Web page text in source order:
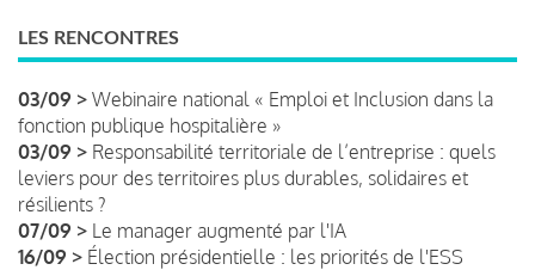
LES RENCONTRES
03/09 > Webinaire national « Emploi et Inclusion dans la
fonction publique hospitalière »
03/09 > Responsabilité territoriale de l’entreprise : quels
leviers pour des territoires plus durables, solidaires et
résilients ?
07/09 > Le manager augmenté par l'IA
16/09 > Élection présidentielle : les priorités de l'ESS